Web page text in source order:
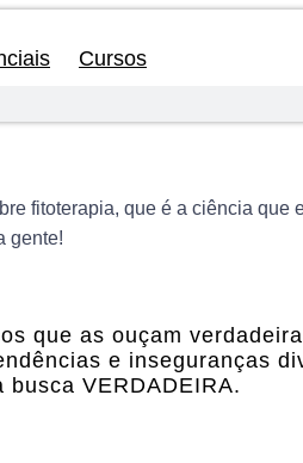
Cursos
fitoterapia, que é a ciência que
gente!
que as ouçam
e inseguranças
VERDADEIRA.